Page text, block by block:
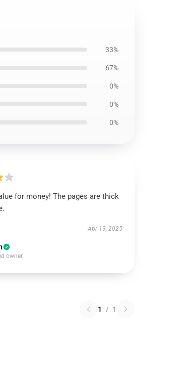
33%
67%
0%
0%
0%
for money! The pages are thick
Apr 13, 2025
owner
1 / 1